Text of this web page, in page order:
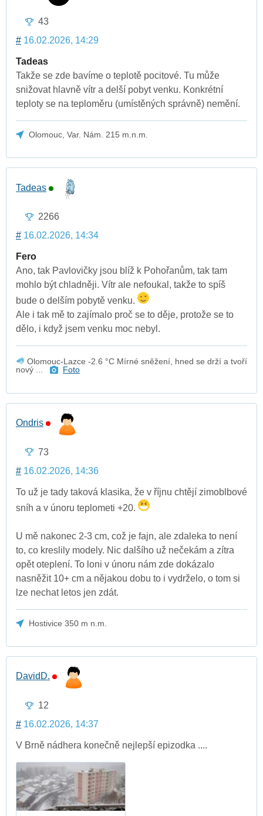
43
# 16.02.2026, 14:29
Tadeas
Takže se zde bavíme o teplotě pocitové. Tu může
snižovat hlavně vítr a delší pobyt venku. Konkrétní
teploty se na teploměru (umístěných správně) nemění.
Olomouc, Var. Nám. 215 m.n.m.
Tadeas
2266
# 16.02.2026, 14:34
Fero
Ano, tak Pavlovičky jsou blíž k Pohořanům, tak tam
mohlo být chladněji. Vítr ale nefoukal, takže to spíš
bude o delším pobytě venku.
Ale i tak mě to zajímalo proč se to děje, protože se to
dělo, i když jsem venku moc nebyl.
Olomouc-Lazce -2.6 °C Mírné sněžení, hned se drží a tvoří
nový ...
Foto
Ondris
73
# 16.02.2026, 14:36
To už je tady taková klasika, že v říjnu chtějí zimoblbové
sníh a v únoru teplometi +20.
U mě nakonec 2-3 cm, což je fajn, ale zdaleka to není
to, co kreslily modely. Nic dalšího už nečekám a zítra
opět oteplení. To loni v únoru nám zde dokázalo
nasněžit 10+ cm a nějakou dobu to i vydrželo, o tom si
lze nechat letos jen zdát.
Hostivice 350 m n.m.
DavidD.
12
# 16.02.2026, 14:37
V Brně nádhera konečně nejlepší epizodka ....